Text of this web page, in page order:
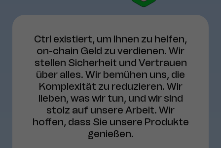
Ctrl existiert, um Ihnen zu helfen,
on-chain Geld zu verdienen. Wir
stellen Sicherheit und Vertrauen
über alles. Wir bemühen uns, die
Komplexität zu reduzieren. Wir
lieben, was wir tun, und wir sind
stolz auf unsere Arbeit. Wir
hoffen, dass Sie unsere Produkte
genießen.